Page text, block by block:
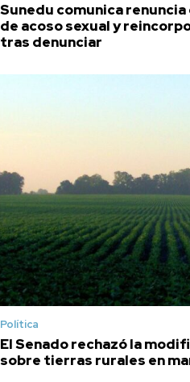
Sunedu comunica
de acoso sexual y
tras denunciar
Política
El Senado rechazó la
sobre tierras rurales en